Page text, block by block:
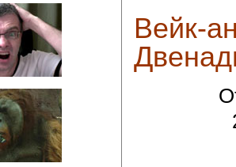
Вейк-